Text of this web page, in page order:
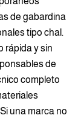
de gabardina
tipo chal.
rápida y sin
de
completo
una marca no